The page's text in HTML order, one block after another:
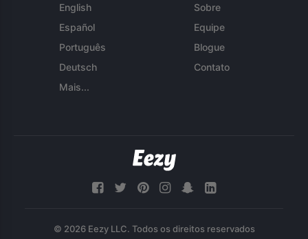
English
Español
Português
Deutsch
Mais...
Sobre
Equipe
Blogue
Contato
© 2026 Eezy LLC. Todos os direitos reservados